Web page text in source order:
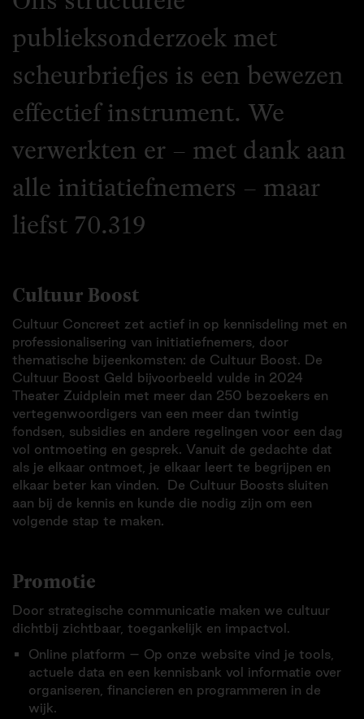
publieksonderzoek met
scheurbriefjes is een bewezen
effectief instrument. We
verwerkten er – met dank aan
alle initiatiefnemers – maar
liefst 70.319
Cultuur Boost
Cultuur Concreet zet actief in op kennisdeling met en
professionalisering van initiatiefnemers, door
thematische bijeenkomsten: de Cultuur Boost. De
Cultuur Boost Geld bijvoorbeeld vulde in 2024
Theater Zuidplein met meer dan 250 bezoekers en
vertegenwoordigers van een meer dan twintig
fondsen, subsidies en andere regelingen voor een dag
vol ontmoeting en gesprek. Vanuit de gedachte dat
als je elkaar ontmoet, je elkaar leert te begrijpen en
elkaar beter kan vinden. De Cultuur Boosts sluiten
aan bij de kennis en kunde die nodig zijn om een
volgende stap te maken.
Promotie
Door strategische communicatie maken we cultuur
dichtbij zichtbaar, toegankelijk en impactvol.
Online platform – Op onze website vind je tools,
actuele data en een kennisbank vol informatie over
organiseren, financieren en programmeren in de
wijk.